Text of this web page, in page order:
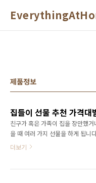
제품정보
집들이 선물 추천 가격대
친구가 혹은 가족이 집을 장만했거
을 때 여러 가지 선물을 하게 됩니
선물하면 좋을까 하는 고민은 예나
더보기